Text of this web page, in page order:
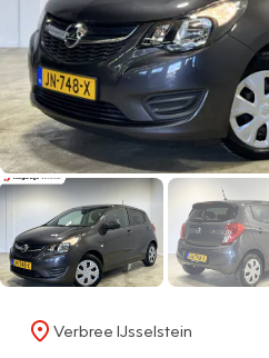
Verbree IJsselstein